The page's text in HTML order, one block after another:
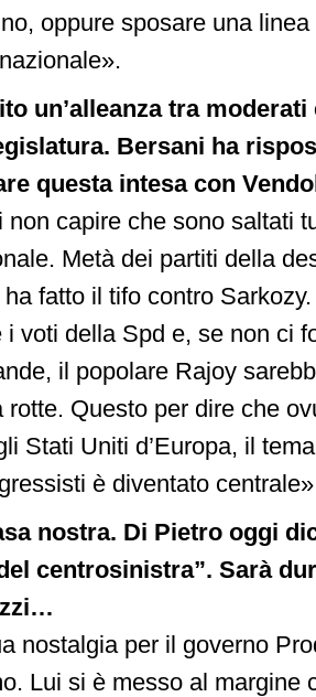
oppure sposare una
un’alleanza tra
Bersani ha
questa intesa con
non capire che sono saltati
Metà dei partiti della
fatto il tifo contro
i voti della Spd e, se non ci
il popolare Rajoy
rotte. Questo per dire che
Stati Uniti d’Europa, il
è diventato
nostra. Di Pietro oggi
centrosinistra”. Sarà
nostalgia per il governo
Lui si è messo al margine